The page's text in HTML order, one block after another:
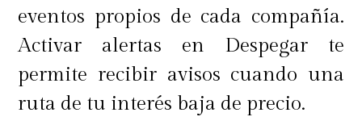
En caso de viajar con menores de
edad y con uno de sus dos padres, es
eventos propios de cada compañía.
Activar alertas en Despegar te
permite recibir avisos cuando una
ruta de tu interés baja de precio.